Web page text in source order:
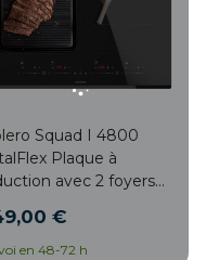
Squad I 4800
Plaque à
avec 2 foyers
de 7400 W, 9
avec fonction
€
en 48-72 h